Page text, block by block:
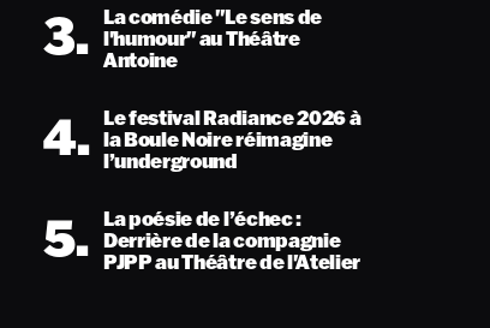
3. La comédie "Le sens de
l'humour" au Théâtre
Antoine
4. Le festival Radiance 2026 à
la Boule Noire réimagine
l’underground
5. La poésie de l’échec :
Derrière de la compagnie
PJPP au Théâtre de l'Atelier